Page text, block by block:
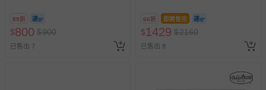
相關的退換貨辦理流程，可詳見：退換貨 & 退款問題
運送服務：目前提供的運送僅限台灣本島。如您位於離島地
89折
$800 $900
已售出 7
66折 即將售完
$1429 $2160
已售出 8